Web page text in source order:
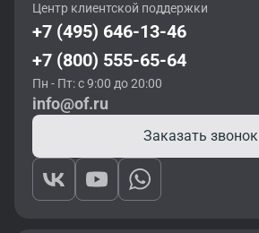
Центр клиентской поддержки
+7 (495) 646-13-46
+7 (800) 555-65-64
Пн - Пт: с 9:00 до 20:00
info@of.ru
Заказать звонок